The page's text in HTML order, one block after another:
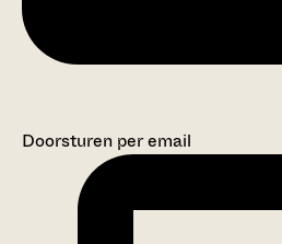
Doorsturen per email